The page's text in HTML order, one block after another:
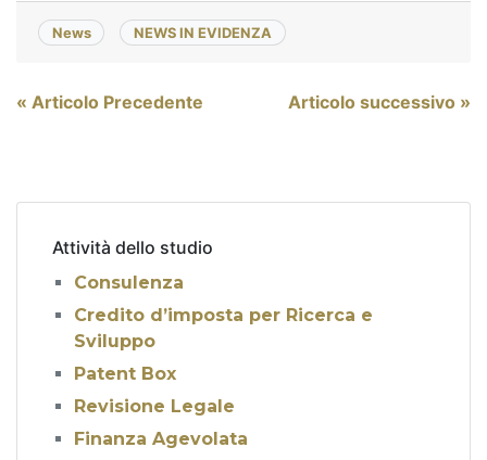
News NEWS IN EVIDENZA
Navigazione
« Articolo Precedente Articolo successivo »
Attività dello studio
Consulenza
Credito d’imposta per Ricerca e
Sviluppo
Patent Box
Revisione Legale
Finanza Agevolata